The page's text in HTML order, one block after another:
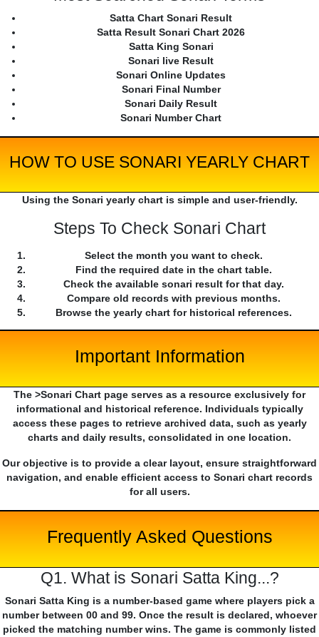
Satta Chart Sonari Result
Satta Result Sonari Chart 2026
Satta King Sonari
Sonari live Result
Sonari Online Updates
Sonari Final Number
Sonari Daily Result
Sonari Number Chart
HOW TO USE SONARI YEARLY CHART
Using the Sonari yearly chart is simple and user-friendly.
Steps To Check Sonari Chart
Select the month you want to check.
Find the required date in the chart table.
Check the available sonari result for that day.
Compare old records with previous months.
Browse the yearly chart for historical references.
Important Information
The >Sonari Chart page serves as a resource exclusively for
informational and historical reference. Individuals typically
access these pages to retrieve archived data, such as yearly
charts and daily results, consolidated in one location.
Our objective is to provide a clear layout, ensure straightforward
navigation, and enable efficient access to Sonari chart records
for all users.
Frequently Asked Questions
Q1. What is Sonari Satta King...?
Sonari Satta King is a number-based game where players pick a
number between 00 and 99. Once the result is declared, whoever
picked the matching number wins. The game is commonly listed